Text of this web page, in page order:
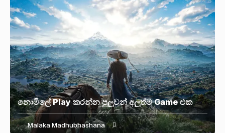
නොමිලේ Play කරන්න පුලුවන් අලුත්ම Game එක
Malaka Madhubhashana